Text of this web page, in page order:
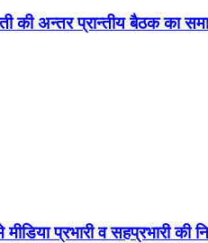
की अन्तर प्रान्तीय बैठक का
प्रभारी व सहप्रभारी की